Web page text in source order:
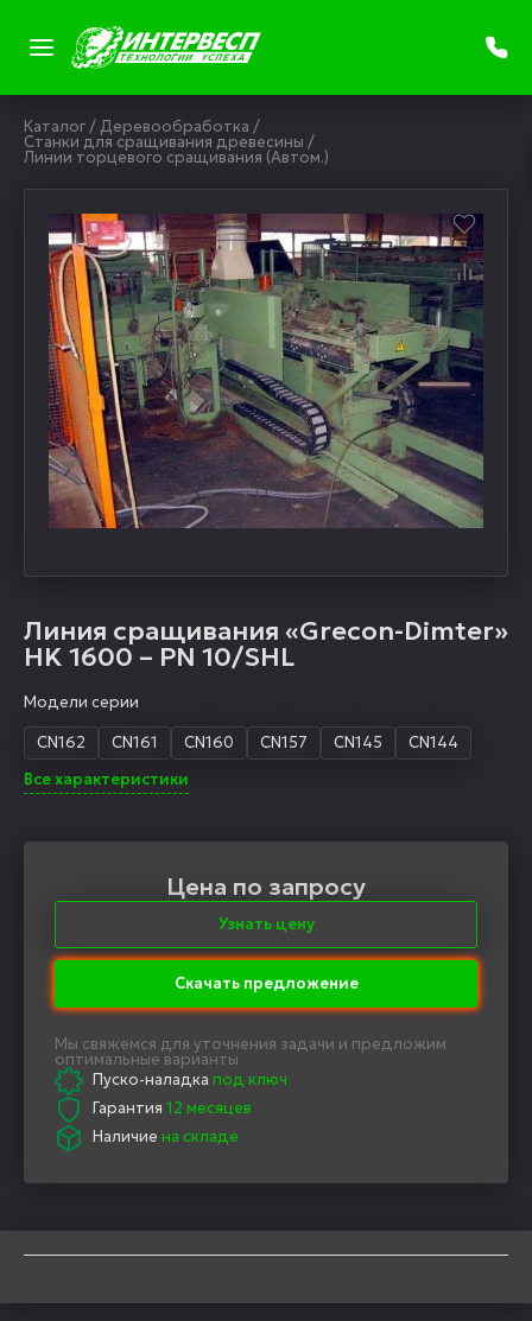
Каталог/ Деревообработка /
Станки для сращивания древесины /
Линии торцевого сращивания (Автом.)
Линия сращивания «Grecon-Dimter»
HK 1600 – PN 10/SHL
Модели серии
CN162
CN161 CN160 CN157 CN145
CN144
Все характеристики
Цена по запросу
Узнать цену
Скачать предложение
Мы свяжемся для уточнения задачи и предложим
оптимальные варианты
Пуско-наладка под ключ
Гарантия 12 месяцев
Наличие на складе